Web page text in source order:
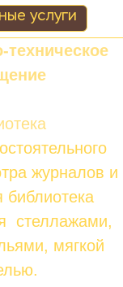
журналов и
библиотека
стеллажами,
мягкой
услуги